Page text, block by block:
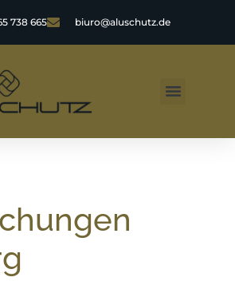
738 665 biuro@aluschutz.de